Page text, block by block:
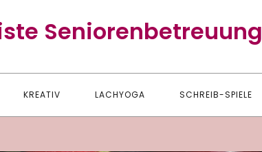
Seniorenbetreuung
KREATIV LACHYOGA SCHREIB-SPIELE